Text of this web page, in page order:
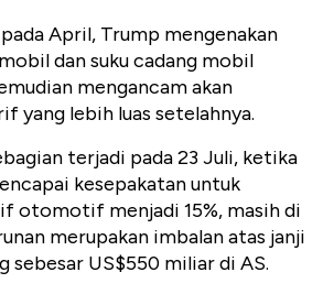
April, Trump mengenakan
dan suku cadang mobil
mengancam akan
yang lebih luas setelahnya.
terjadi pada 23 Juli, ketika
kesepakatan untuk
otomotif menjadi 15%, masih di
merupakan imbalan atas janji
sebesar US$550 miliar di AS.